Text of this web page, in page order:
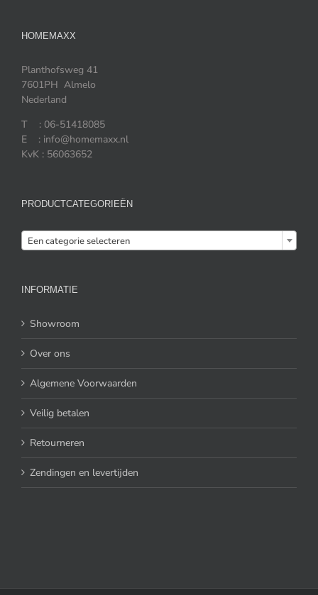
HOMEMAXX
Planthofsweg 41
7601PH Almelo
Nederland
T : 06-51418085
E : info@homemaxx.nl
KvK : 56063652
PRODUCTCATEGORIEËN
Een categorie selecteren
INFORMATIE
Showroom
Over ons
Algemene Voorwaarden
Veilig betalen
Retourneren
Zendingen en levertijden